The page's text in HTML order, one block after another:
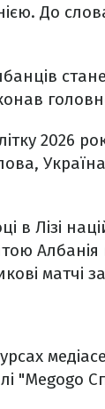
До
2026
Лізі
Албанія
матчі
"Megogo